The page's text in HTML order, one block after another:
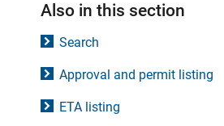
Also in this section
Search
Approval and permit listing
ETA listing